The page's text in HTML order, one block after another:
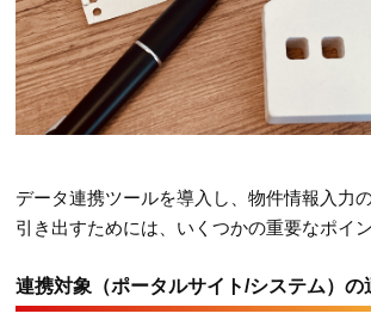
データ連携ツールを導入し、物件情報入力
引き出すためには、いくつかの重要なポイ
連携対象（ポータルサイト/システム）の